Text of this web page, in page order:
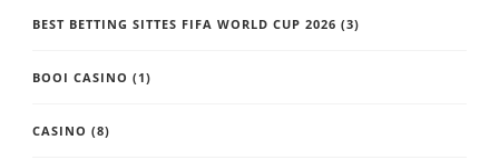
BEST BETTING SITTES FIFA WORLD CUP 2026 (3)
BOOI CASINO (1)
CASINO (8)